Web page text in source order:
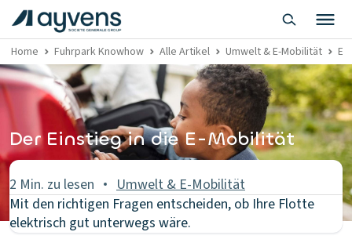
Home Fuhrpark Knowhow Alle Artikel Umwelt & E-Mobilität
Der Einstieg in die E-Mobilität
2 Min. zu lesen
Umwelt & E-Mobilität
Mit den richtigen Fragen entscheiden, ob Ihre Flotte
elektrisch gut unterwegs wäre.